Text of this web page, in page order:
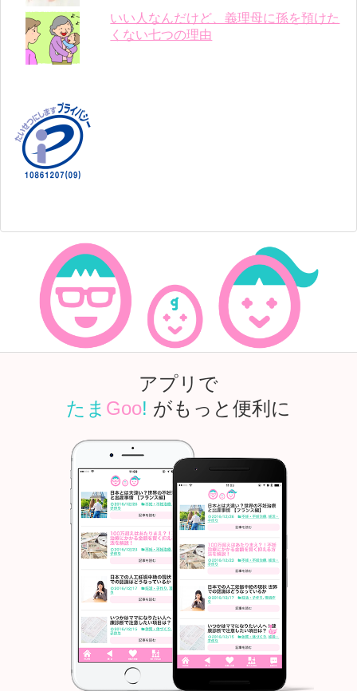
いい人なんだけど、義理母に孫を預けた
くない七つの理由
アプリで
たま Goo! がもっと便利に